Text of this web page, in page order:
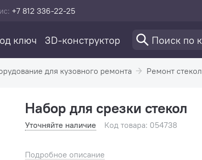
+7 812 336-22-25
ключ 3D-конструктор
для кузовного ремонта Ремонт стекол
Набор для срезки стекол
Уточняйте наличие Код товара: 054738
Подробное описание